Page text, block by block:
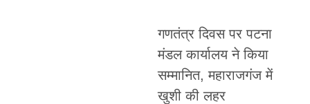
गणतंत्र दिवस पर पटना
मंडल कार्यालय ने किया
सम्मानित, महाराजगंज में
खुशी की लहर